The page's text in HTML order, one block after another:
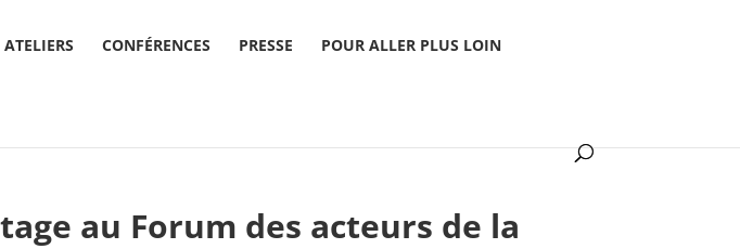
ATELIERS CONFÉRENCES PRESSE POUR ALLER PLUS LOIN
au Forum des acteurs de la